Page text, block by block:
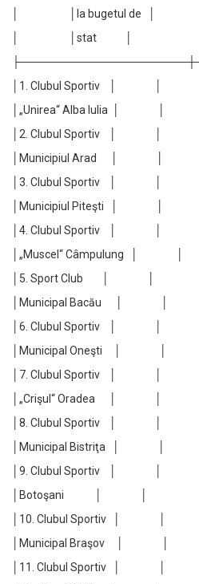
│ │la bugetul de │
│ │stat │
│1. Clubul Sportiv │ │
│„Unirea“ Alba Iulia │ │
│2. Clubul Sportiv │ │
│Municipiul Arad │ │
│3. Clubul Sportiv │ │
│Municipiul Piteşti │ │
│4. Clubul Sportiv │ │
│„Muscel“ Câmpulung │ │
│5. Sport Club │ │
│Municipal Bacău │ │
│6. Clubul Sportiv │ │
│Municipal Oneşti │ │
│7. Clubul Sportiv │ │
│„Crişul“ Oradea │ │
│8. Clubul Sportiv │ │
│Municipal Bistriţa │ │
│9. Clubul Sportiv │ │
│Botoşani │ │
│10. Clubul Sportiv │ │
│Municipal Braşov │ │
│11. Clubul Sportiv │ │